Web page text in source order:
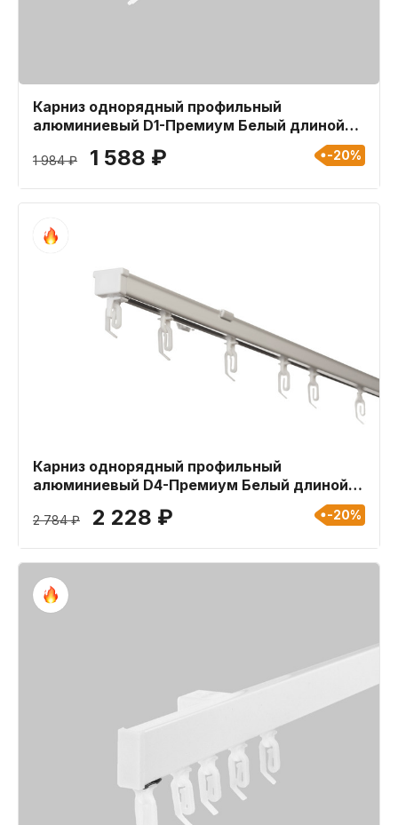
Карниз однорядный профильный
алюминиевый D1-Премиум Белый длиной
1 984 ₽ 1 588 ₽ -20%
Карниз однорядный профильный
алюминиевый D4-Премиум Белый длиной
2 784 ₽ 2 228 ₽ -20%